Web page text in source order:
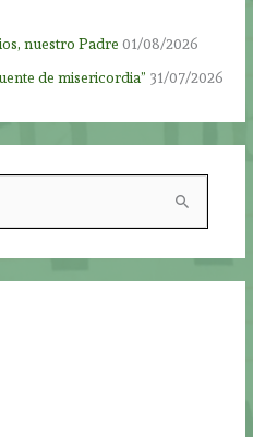
nuestro Padre 01/08/2026
de misericordia” 31/07/2026